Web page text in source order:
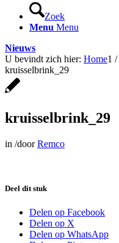
Zoek
Menu Menu
Nieuws
U bevindt zich hier: Home1 /
kruisselbrink_29
kruisselbrink_29
in /doorRemco
Deel dit stuk
Delen op Facebook
Delen op X
Delen op WhatsApp